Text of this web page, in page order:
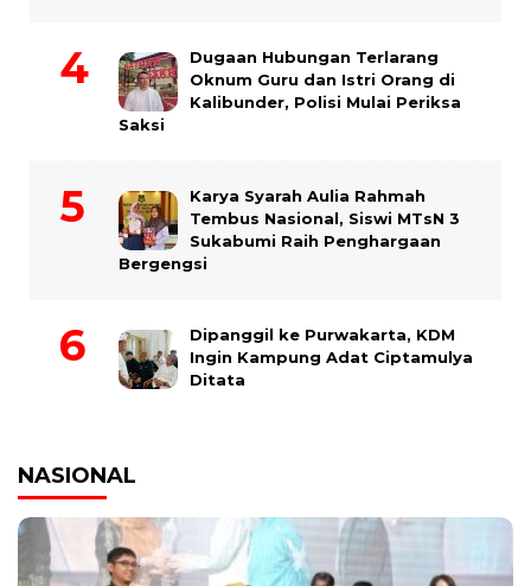
Dugaan Hubungan Terlarang
Oknum Guru dan Istri Orang di
Kalibunder, Polisi Mulai Periksa
Saksi
Karya Syarah Aulia Rahmah
Tembus Nasional, Siswi MTsN 3
Sukabumi Raih Penghargaan
Bergengsi
Dipanggil ke Purwakarta, KDM
Ingin Kampung Adat Ciptamulya
Ditata
NASIONAL